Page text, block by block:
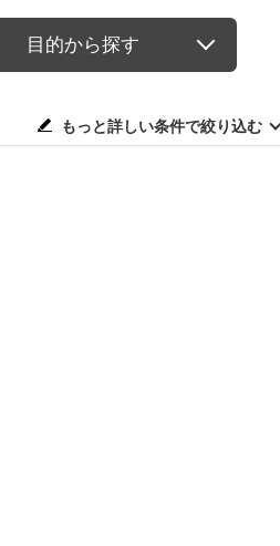
目的から探す
もっと詳しい条件で絞り込む